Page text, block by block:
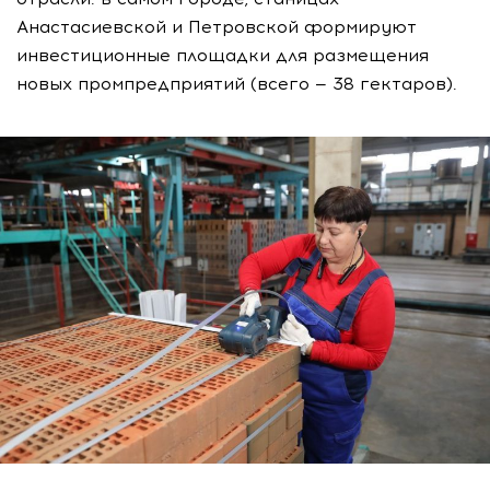
Анастасиевской и Петровской формируют
инвестиционные площадки для размещения
новых промпредприятий (всего — 38 гектаров).